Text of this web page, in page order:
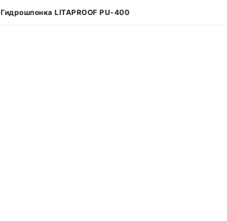
Гидрошпонка LITAPROOF PU-400